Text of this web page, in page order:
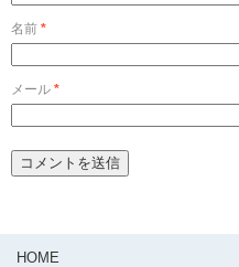
名前 *
メール *
HOME